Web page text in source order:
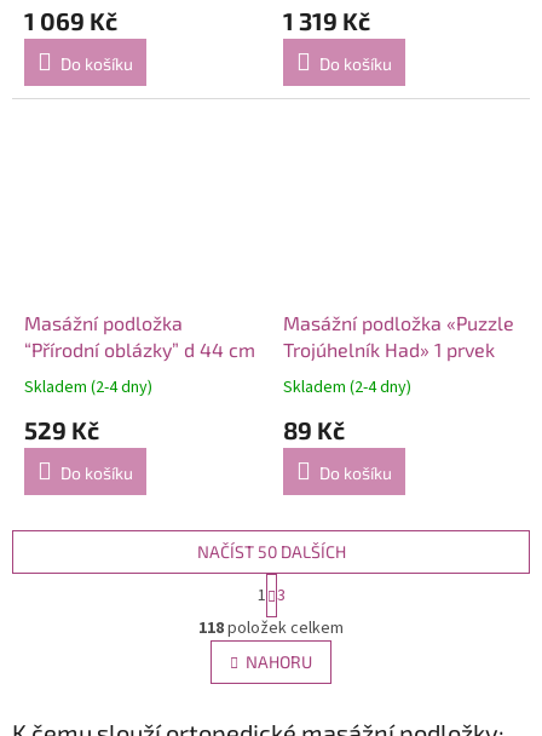
1 069 Kč
Do košíku
1 319 Kč
Do košíku
Masážní podložka
“Přírodní oblázky” d 44 cm
Skladem (2-4 dny)
529 Kč
Do košíku
Masážní podložka «Puzzle
Trojúhelník Had» 1 prvek
Skladem (2-4 dny)
89 Kč
Do košíku
O
v
l
á
NAČÍST 50 DALŠÍCH
t
r
á
n
k
v
1 3
118položek celkem
NAHORU